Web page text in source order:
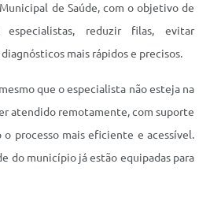
de Saúde, com o objetivo de
reduzir filas, evitar
mais rápidos e precisos.
que o especialista não esteja na
atendido remotamente, com suporte
processo mais eficiente e acessível.
do município já estão equipadas para